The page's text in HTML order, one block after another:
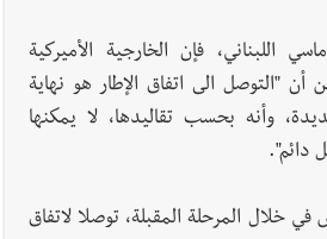
اللبناني، فإن الخارجية الأميركية
أن "التوصل الى اتفاق الإطار هو نهاية
وأنه بحسب تقاليدها، لا يمكنها
دائم".
خلال المرحلة المقبلة، توصلا لاتفاق